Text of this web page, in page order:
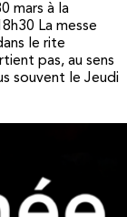
mars à la
La messe
le rite
pas, au sens
souvent le Jeudi